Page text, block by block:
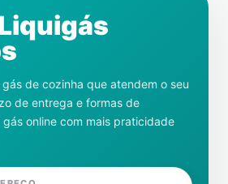
de cozinha que atendem o seu
de entrega e formas de
online com mais praticidade